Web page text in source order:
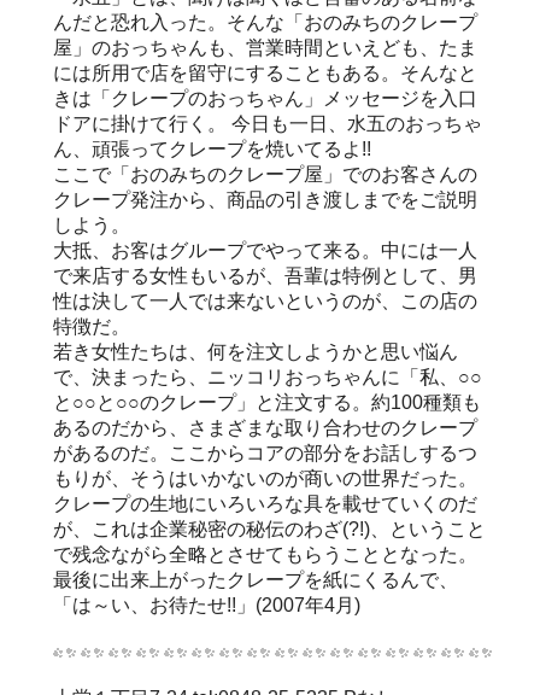
んだと恐れ入った。そんな「おのみちのクレープ
屋」のおっちゃんも、営業時間といえども、たま
には所用で店を留守にすることもある。そんなと
きは「クレープのおっちゃん」メッセージを入口
ドアに掛けて行く。 今日も一日、水五のおっちゃ
ん、頑張ってクレープを焼いてるよ!!
ここで「おのみちのクレープ屋」でのお客さんの
クレープ発注から、商品の引き渡しまでをご説明
しよう。
大抵、お客はグループでやって来る。中には一人
で来店する女性もいるが、吾輩は特例として、男
性は決して一人では来ないというのが、この店の
特徴だ。
若き女性たちは、何を注文しようかと思い悩ん
で、決まったら、ニッコリおっちゃんに「私、○○
と○○と○○のクレープ」と注文する。約100種類も
あるのだから、さまざまな取り合わせのクレープ
があるのだ。ここからコアの部分をお話しするつ
もりが、そうはいかないのが商いの世界だった。
クレープの生地にいろいろな具を載せていくのだ
が、これは企業秘密の秘伝のわざ(?!)、ということ
で残念ながら全略とさせてもらうこととなった。
最後に出来上がったクレープを紙にくるんで、
「は～い、お待たせ!!」(2007年4月)